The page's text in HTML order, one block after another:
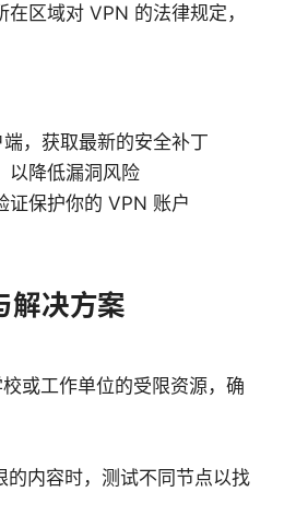
区域对 VPN 的法律规定，
，获取最新的安全补丁
以降低漏洞风险
证保护你的 VPN 账户
解决方案
或工作单位的受限资源，确
的内容时，测试不同节点以找